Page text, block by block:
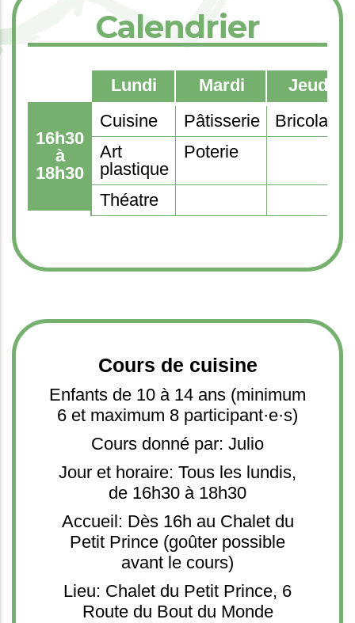
Calendrier
Lundi Mardi Jeudi
16h30
à
18h30
Cuisine Pâtisserie
Bricolage
Art
plastique
Poterie
Théatre
Cours de cuisine
Enfants de 10 à 14 ans (minimum
6 et maximum 8 participant·e·s)
Cours donné par: Julio
Jour et horaire: Tous les lundis,
de 16h30 à 18h30
Accueil: Dès 16h au Chalet du
Petit Prince (goûter possible
avant le cours)
Lieu: Chalet du Petit Prince, 6
Route du Bout du Monde